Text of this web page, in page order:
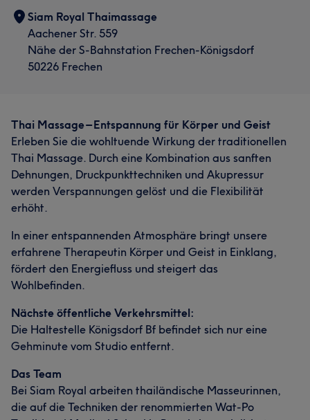
Siam Royal Thaimassage
Aachener Str. 559
Nähe der S-Bahnstation Frechen-Königsdorf
50226 Frechen
Thai Massage – Entspannung für Körper und Geist
Erleben Sie die wohltuende Wirkung der traditionellen
Thai Massage. Durch eine Kombination aus sanften
Dehnungen, Druckpunkttechniken und Akupressur
werden Verspannungen gelöst und die Flexibilität
erhöht.
In einer entspannenden Atmosphäre bringt unsere
erfahrene Therapeutin Körper und Geist in Einklang,
fördert den Energiefluss und steigert das
Wohlbefinden.
Nächste öffentliche Verkehrsmittel:
Die Haltestelle Königsdorf Bf befindet sich nur eine
Gehminute vom Studio entfernt.
Das Team
Bei Siam Royal arbeiten thailändische Masseurinnen,
die auf die Techniken der renommierten Wat-Po